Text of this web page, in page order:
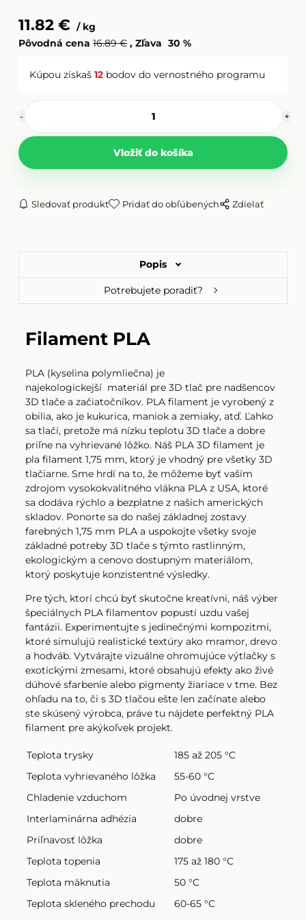
Filament PLA telová
Filament PLA červená
Filament PLA čierna
Filament PLA čierna HC
Filament PLA čierna matná
Filament PLA šedá
Filament PLA šedá
Filament PLA žltá
Filament PLA žltá
Filament PLA META biely 1.75mm | Prof. Lab 1kg
Filament PLA Wood orech tmavý 1.75mm | Smart Print 1kg
Filament PLA META modrý 1.75mm | smartPRINT 1kg
Filament PLA transparentný 1.75mm | Prof. Lab 1kg
11.82 €
kg
Pôvodná cena 16.89€ Zľava 30 %
Kúpou získaš12 bodov do vernostného programu
Sledovať produkt Pridať do obľúbených Zdielať
Popis
Potrebujete poradiť?
Filament PLA
PLA (kyselina polymliečna) je
najekologickejší materiál pre 3D tlač pre nadšencov
3D tlače a začiatočníkov. PLA filament je vyrobený z
obilia, ako je kukurica, maniok a zemiaky, atď. Ľahko
sa tlačí, pretože má nízku teplotu 3D tlače a dobre
priľne na vyhrievané lôžko. Náš PLA 3D filament je
pla filament 1,75 mm, ktorý je vhodný pre všetky 3D
tlačiarne. Sme hrdí na to, že môžeme byť vaším
zdrojom vysokokvalitného vlákna PLA z USA, ktoré
sa dodáva rýchlo a bezplatne z našich amerických
skladov. Ponorte sa do našej základnej zostavy
farebných 1,75 mm PLA a uspokojte všetky svoje
základné potreby 3D tlače s týmto rastlinným,
ekologickým a cenovo dostupným materiálom,
ktorý poskytuje konzistentné výsledky.
Pre tých, ktorí chcú byť skutočne kreatívni, náš výber
špeciálnych PLA filamentov popustí uzdu vašej
fantázii. Experimentujte s jedinečnými kompozitmi,
ktoré simulujú realistické textúry ako mramor, drevo
a hodváb. Vytvárajte vizuálne ohromujúce výtlačky s
exotickými zmesami, ktoré obsahujú efekty ako živé
dúhové sfarbenie alebo pigmenty žiariace v tme. Bez
ohľadu na to, či s 3D tlačou ešte len začínate alebo
ste skúsený výrobca, práve tu nájdete perfektný PLA
filament pre akýkoľvek projekt.
Teplota trysky
185 až 205 °C
Teplota vyhrievaného lôžka
55-60 °C
Chladenie vzduchom
Po úvodnej vrstve
Interlaminárna adhézia
dobre
Priľnavosť lôžka
dobre
Teplota topenia
175 až 180 °C
Teplota mäknutia
50 °C
Teplota skleného prechodu
60-65 °C